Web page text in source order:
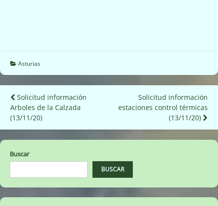
Asturias
Navegación
de
entradas
Solicitud información
Arboles de la Calzada
(13/11/20)
Solicitud información
estaciones control térmicas
(13/11/20)
Buscar
BUSCAR